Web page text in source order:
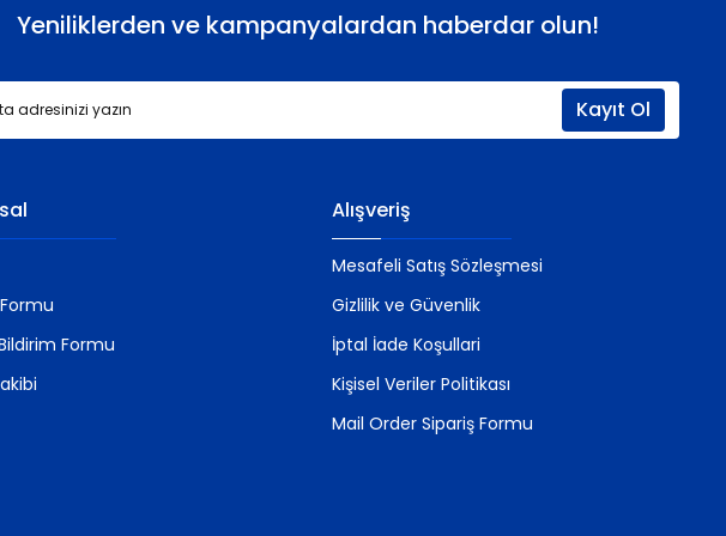
Gönder
Yeniliklerden ve kampanyalardan haberdar olun!
Kayıt Ol
Formu
Alışveriş
Mesafeli Satış Sözleşmesi
Gizlilik ve Güvenlik
İptal İade Koşullari
Kişisel Veriler Politikası
Mail Order Sipariş Formu